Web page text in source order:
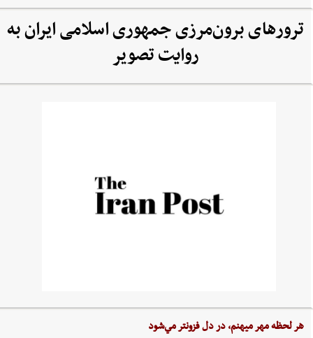
ترورهای برون‌مرزی جمهوری اسلامی ایران به
روایت تصویر
هر لحظه‌ مهر ميهنم،‌ در دل‌ فزونتر مي‌شود